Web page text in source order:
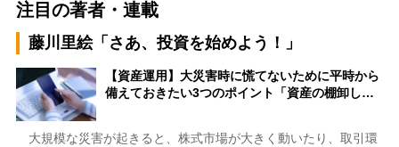
注目の著者・連載
藤川里絵「さあ、投資を始めよう！」
【資産運用】大災害時に慌てないために平時から
備えておきたい3つのポイント「資産の棚卸し…
大規模な災害が起きると、株式市場が大きく動いたり、取引環